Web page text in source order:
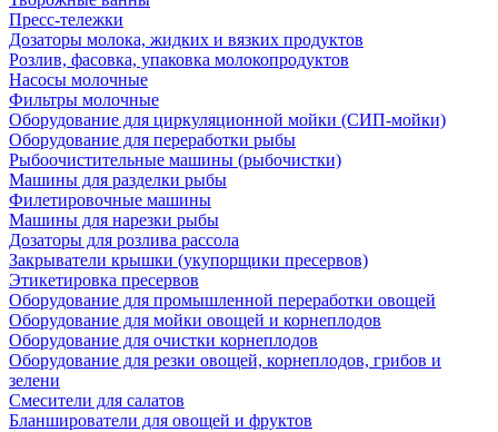
Пресс-тележки
Дозаторы молока, жидких и вязких продуктов
Розлив, фасовка, упаковка молокопродуктов
Насосы молочные
Фильтры молочные
Оборудование для циркуляционной мойки (СИП-мойки)
Оборудование для переработки рыбы
Рыбоочистительные машины (рыбочистки)
Машины для разделки рыбы
Филетировочные машины
Машины для нарезки рыбы
Дозаторы для розлива рассола
Закрыватели крышки (укупорщики пресервов)
Этикетировка пресервов
Оборудование для промышленной переработки овощей
Оборудование для мойки овощей и корнеплодов
Оборудование для очистки корнеплодов
Оборудование для резки овощей, корнеплодов, грибов и
зелени
Смесители для салатов
Бланширователи для овощей и фруктов